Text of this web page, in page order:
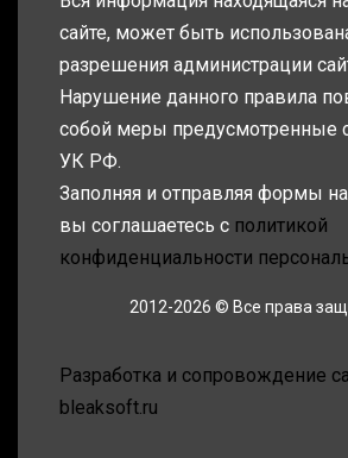
сайте, может быть
разрешения администрации
Нарушение данного правила
собой меры предусмотренные
УК РФ.
Заполняя и отправляя формы на
вы соглашаетесь с политикой
конфиденциальности
2012-2026 © Все права
Разработка и сопровождение
bleaksoft.ru